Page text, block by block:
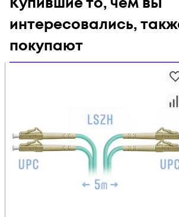
интересовались,
покупают